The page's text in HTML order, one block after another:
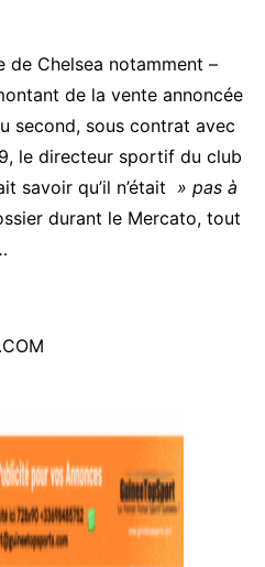
de Chelsea notamment –
de la vente annoncée
second, sous contrat avec
le directeur sportif du club
savoir qu’il n’était » pas à
durant le Mercato, tout